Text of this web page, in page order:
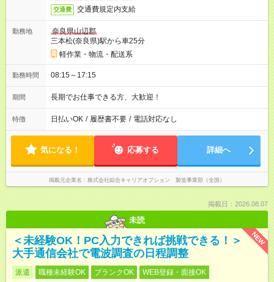
交通費 交通費規定内支給
勤務地
奈良県山辺郡
三本松(奈良県)駅から車25分
軽作業・物流・配送系
勤務時間 08:15～17:15
期間 長期でお仕事できる方、大歓迎！
特徴 日払いOK / 履歴書不要 / 電話対応なし
気になる！ 応募する 詳細へ
掲載元企業名 株式会社綜合キャリアオプション 製造事業部（全国）
掲載日：2026.08.07
未読
NEW
＜未経験OK！PC入力できれば挑戦できる！＞
大手通信会社で電波調査の日程調整
派遣 職種未経験OK ブランクOK WEB登録・面接OK